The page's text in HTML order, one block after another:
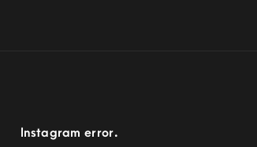
Instagram error.